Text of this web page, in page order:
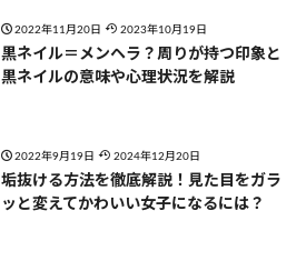
2022年11月20日 2023年10月19日
黒ネイル＝メンヘラ？周りが持つ印象と
黒ネイルの意味や心理状況を解説
2022年9月19日 2024年12月20日
垢抜ける方法を徹底解説！見た目をガラ
ッと変えてかわいい女子になるには？